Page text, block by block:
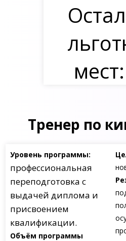
мест:
Тренер по
Уровень программы:
профессиональная
переподготовка с
выдачей диплома и
присвоением
квалификации.
Объём программы